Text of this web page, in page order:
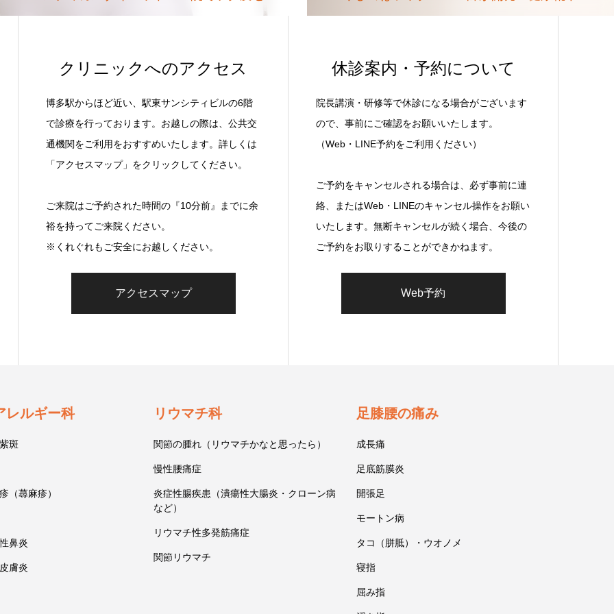
クリニックへのアクセス
博多駅からほど近い、駅東サンシティビルの6階
で診療を行っております。お越しの際は、公共交
通機関をご利用をおすすめいたします。詳しくは
「アクセスマップ」をクリックしてください。
ご来院はご予約された時間の『10分前』までに余
裕を持ってご来院ください。
※くれぐれもご安全にお越しください。
アクセスマップ
休診案内・予約について
院長講演・研修等で休診になる場合がございます
ので、事前にご確認をお願いいたします。
（Web・LINE予約をご利用ください）
ご予約をキャンセルされる場合は、必ず事前に連
絡、またはWeb・LINEのキャンセル操作をお願い
いたします。無断キャンセルが続く場合、今後の
ご予約をお取りすることができかねます。
Web予約
レルギー科
斑
（蕁麻疹）
鼻炎
膚炎
リウマチ科
関節の腫れ（リウマチかなと思ったら）
慢性腰痛症
炎症性腸疾患（潰瘍性大腸炎・クローン病
など）
リウマチ性多発筋痛症
関節リウマチ
足膝腰の痛み
成長痛
足底筋膜炎
開張足
モートン病
タコ（胼胝）・ウオノメ
寝指
屈み指